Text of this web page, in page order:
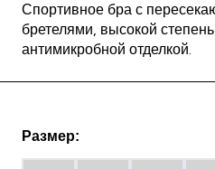
Спортивное бра с
бретелями, высокой
антимикробной отделкой.
Размер: